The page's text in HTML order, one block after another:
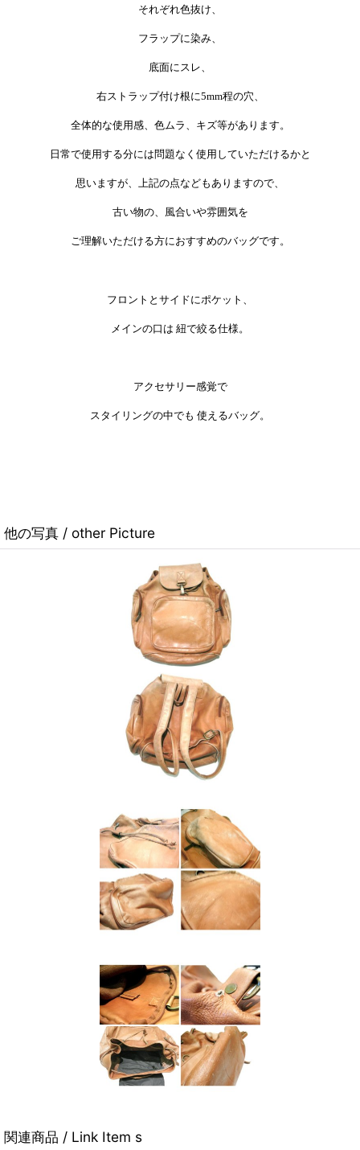
それぞれ色抜け、
フラップに染み、
底面にスレ、
右ストラップ付け根に5mm程の穴、
全体的な使用感、色ムラ、キズ等があります。
日常で使用する分には問題なく使用していただけるかと
思いますが、上記の点などもありますので、
古い物の、風合いや雰囲気を
ご理解いただける方におすすめのバッグです。
フロントとサイドにポケット、
メインの口は 紐で絞る仕様。
アクセサリー感覚で
スタイリングの中でも 使えるバッグ。
他の写真 / other Picture
関連商品 / Link Item s